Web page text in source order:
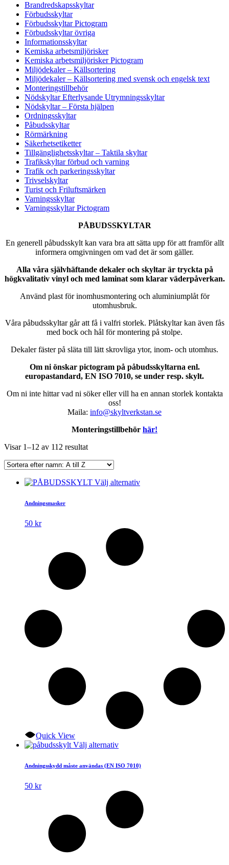
Brandredskapsskyltar
Förbudsskyltar
Förbudsskyltar Pictogram
Förbudsskyltar övriga
Informationsskyltar
Kemiska arbetsmiljörisker
Kemiska arbetsmiljörisker Pictogram
Miljödekaler – Källsortering
Miljödekaler – Källsortering med svensk och engelsk text
Monteringstillbehör
Nödskyltar Efterlysande Utrymningsskyltar
Nödskyltar – Första hjälpen
Ordningsskyltar
Påbudsskyltar
Rörmärkning
Säkerhetsetiketter
Tillgänglighetsskyltar – Taktila skyltar
Trafikskyltar förbud och varning
Trafik och parkeringsskyltar
Trivselskyltar
Turist och Friluftsmärken
Varningsskyltar
Varningsskyltar Pictogram
PÅBUDSSKYLTAR
En generell påbudsskylt kan vara bra att sätta upp för att framför allt
informera omgivningen om vad det är som gäller.
Alla våra självhäftande dekaler och skyltar är tryckta på
högkvalitativ vinyl och med laminat som klarar väderpåverkan.
Använd plast för inomhusmontering och aluminiumplåt för
utomhusbruk.
Våra påbudsskyltar går att få i valfri storlek. Plåtskyltar kan även fås
med bock och hål för montering på stolpe.
Dekaler fäster på släta till lätt skrovliga ytor, inom- och utomhus.
Om ni önskar pictogram på påbudsskyltarna enl.
europastandard, EN ISO 7010, se under resp. skylt.
Om ni inte hittar vad ni söker eller vill ha en annan storlek kontakta
oss!
Maila: info@skyltverkstan.se
Monteringstillbehör här!
Visar 1–12 av 112 resultat
Välj alternativDen
De
olika
alternativen
Andningsmasker
50 kr
Quick View
Välj alternativDen
produkten
varianter.
alternativen
kan
Andningsskydd måste användas (EN ISO 7010)
50 kr